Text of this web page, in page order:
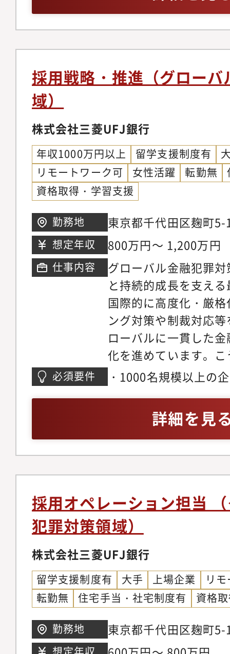
アル面談やフォロー
対応・採用プロセス
善
採用戦略・推進（グロー
域）
株式会社三菱UFJ銀行
年収1000万円以上 留学支援制度有
リモートワーク可
女性活躍 転勤無
資格取得・学習支援
勤務地
東京都千代田区麹町
ワー
想定年収 800万円～ 1,200万円
仕事内容
グローバル金融犯罪
と持続的成長を支え
国際的に高度化・厳
ング対策や制裁対応
ローバルに一貫した
化を進めています。
様な経験を有する人
バル金融犯罪対策の
担っていただく人材
業務は、部内の各Gr
人材の採用目標達成
担っていただくこと
具体的な業務詳細・
ト・現場ヒアリング
及び新規作成・母集
画・推進・エージェ
ン・ダイレクトソー
やフォローアップ面
対応
必須要件
・1000名規模以上の
主導またはメンバー
ダイレクトソーシン
詳細を見
採用オペレーション担当
犯罪対策領域）
株式会社三菱UFJ銀行
留学支援制度有 大手 上場企業
リ
転勤無
住宅手当・社宅制度有 資格
勤務地
東京都千代田区麹町
ワー
想定年収